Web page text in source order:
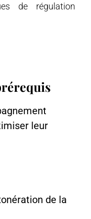
de régulation
leur
de la